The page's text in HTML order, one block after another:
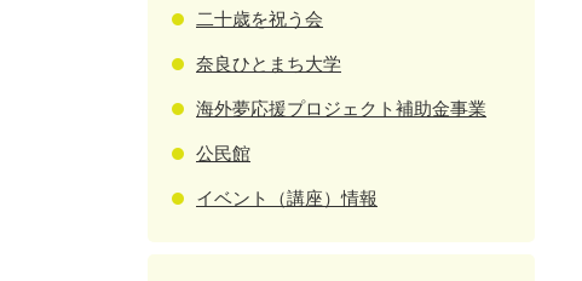
二十歳を祝う会
奈良ひとまち大学
海外夢応援プロジェクト補助金事業
公民館
イベント（講座）情報